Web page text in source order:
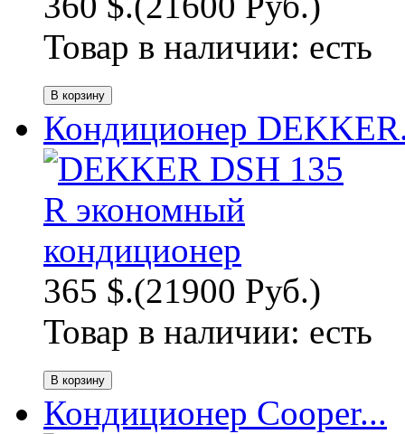
Товар в наличии: есть
Кондиционер
365 $.(21900 Руб.)
Товар в наличии: есть
Кондиционер Cooper...